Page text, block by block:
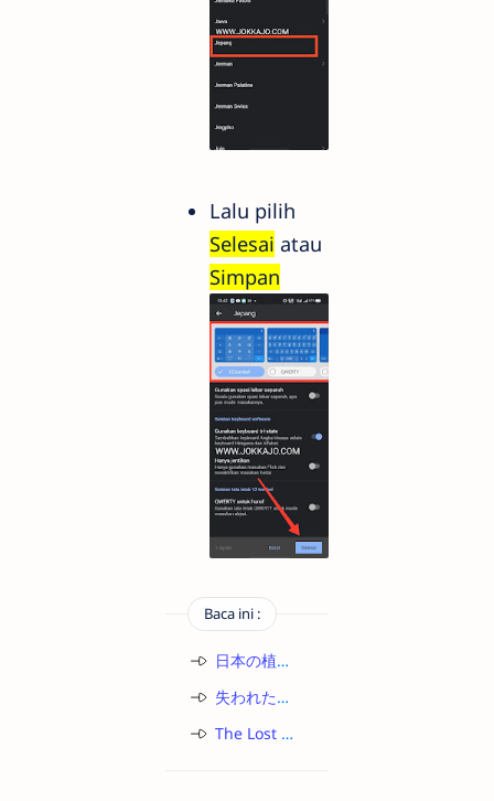
Lalu pilih
Selesai atau
Simpan
Baca ini :
日本の植民地帝国：アジアにおける日本帝国主義の台頭・残虐支配・そして現在に続く遺産
失われた日の丸の暗号 – 現代の若者が知らない古代日本の10の秘密
The Lost Code of the Rising Sun: 7 Ancient Japanese Secrets the Modern Youth Never Learned